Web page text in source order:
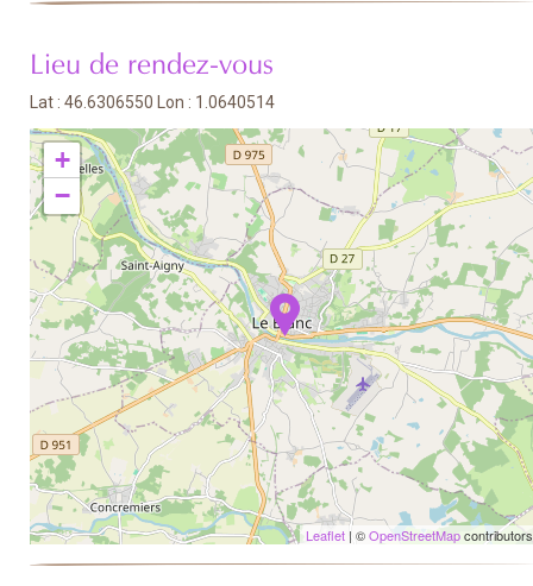
Lieu de rendez-vous
Lat : 46.6306550 Lon : 1.0640514
+
−
Leaflet | ©OpenStreetMapcontributors